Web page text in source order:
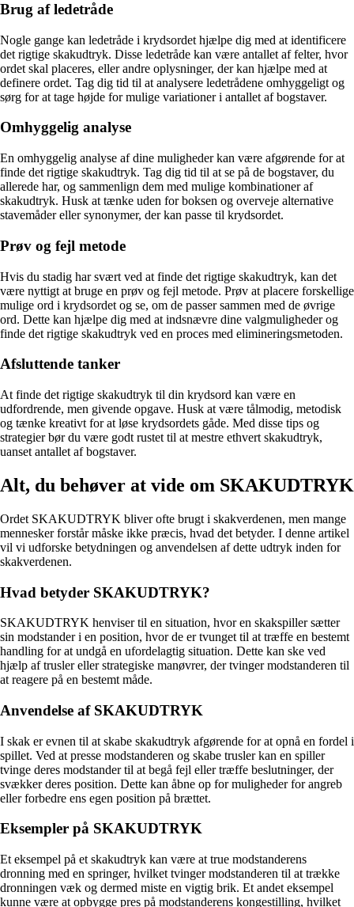
Brug af ledetråde
Nogle gange kan ledetråde i krydsordet hjælpe dig med at identificere
det rigtige skakudtryk. Disse ledetråde kan være antallet af felter, hvor
ordet skal placeres, eller andre oplysninger, der kan hjælpe med at
definere ordet. Tag dig tid til at analysere ledetrådene omhyggeligt og
sørg for at tage højde for mulige variationer i antallet af bogstaver.
Omhyggelig analyse
En omhyggelig analyse af dine muligheder kan være afgørende for at
finde det rigtige skakudtryk. Tag dig tid til at se på de bogstaver, du
allerede har, og sammenlign dem med mulige kombinationer af
skakudtryk. Husk at tænke uden for boksen og overveje alternative
stavemåder eller synonymer, der kan passe til krydsordet.
Prøv og fejl metode
Hvis du stadig har svært ved at finde det rigtige skakudtryk, kan det
være nyttigt at bruge en prøv og fejl metode. Prøv at placere forskellige
mulige ord i krydsordet og se, om de passer sammen med de øvrige
ord. Dette kan hjælpe dig med at indsnævre dine valgmuligheder og
finde det rigtige skakudtryk ved en proces med elimineringsmetoden.
Afsluttende tanker
At finde det rigtige skakudtryk til din krydsord kan være en
udfordrende, men givende opgave. Husk at være tålmodig, metodisk
og tænke kreativt for at løse krydsordets gåde. Med disse tips og
strategier bør du være godt rustet til at mestre ethvert skakudtryk,
uanset antallet af bogstaver.
Alt, du behøver at vide om SKAKUDTRYK
Ordet SKAKUDTRYK bliver ofte brugt i skakverdenen, men mange
mennesker forstår måske ikke præcis, hvad det betyder. I denne artikel
vil vi udforske betydningen og anvendelsen af dette udtryk inden for
skakverdenen.
Hvad betyder SKAKUDTRYK?
SKAKUDTRYK henviser til en situation, hvor en skakspiller sætter
sin modstander i en position, hvor de er tvunget til at træffe en bestemt
handling for at undgå en ufordelagtig situation. Dette kan ske ved
hjælp af trusler eller strategiske manøvrer, der tvinger modstanderen til
at reagere på en bestemt måde.
Anvendelse af SKAKUDTRYK
I skak er evnen til at skabe skakudtryk afgørende for at opnå en fordel i
spillet. Ved at presse modstanderen og skabe trusler kan en spiller
tvinge deres modstander til at begå fejl eller træffe beslutninger, der
svækker deres position. Dette kan åbne op for muligheder for angreb
eller forbedre ens egen position på brættet.
Eksempler på SKAKUDTRYK
Et eksempel på et skakudtryk kan være at true modstanderens
dronning med en springer, hvilket tvinger modstanderen til at trække
dronningen væk og dermed miste en vigtig brik. Et andet eksempel
kunne være at opbygge pres på modstanderens kongestilling, hvilket